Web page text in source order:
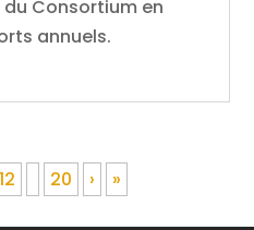
du Consortium en
annuels.
12 20 › »